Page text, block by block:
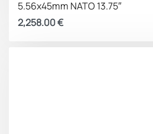
5.56x45mm NATO 13.75″
2,258.00€